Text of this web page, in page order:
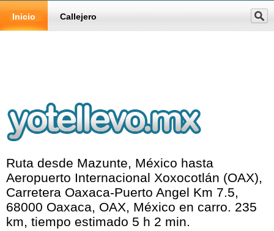
Inicio Callejero
Ruta desde Mazunte, México hasta
Aeropuerto Internacional Xoxocotlán (OAX),
Carretera Oaxaca-Puerto Angel Km 7.5,
68000 Oaxaca, OAX, México en carro. 235
km, tiempo estimado 5 h 2 min.